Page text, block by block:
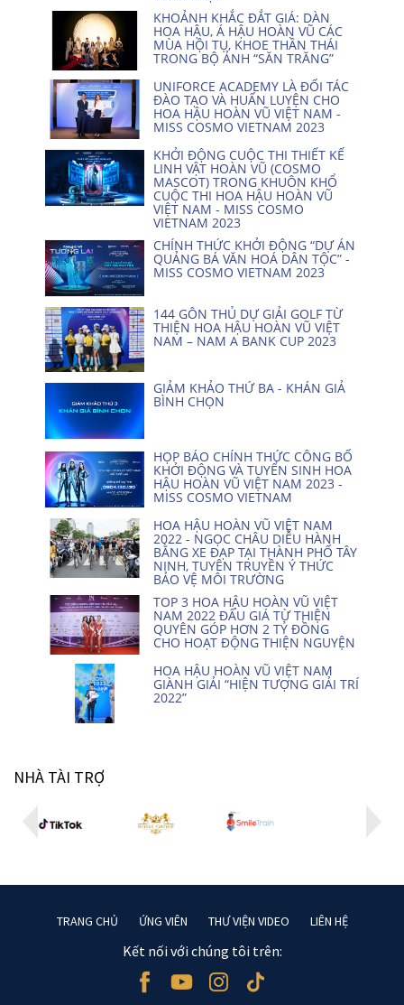
KHOẢNH KHẮC ĐẮT GIÁ: DÀN
HOA HẬU, Á HẬU HOÀN VŨ CÁC
MÙA HỘI TỤ, KHOE THẦN THÁI
TRONG BỘ ẢNH “SĂN TRĂNG”
UNIFORCE ACADEMY LÀ ĐỐI TÁC
ĐÀO TẠO VÀ HUẤN LUYỆN CHO
HOA HẬU HOÀN VŨ VIỆT NAM -
MISS COSMO VIETNAM 2023
KHỞI ĐỘNG CUỘC THI THIẾT KẾ
LINH VẬT HOÀN VŨ (COSMO
MASCOT) TRONG KHUÔN KHỔ
CUỘC THI HOA HẬU HOÀN VŨ
VIỆT NAM - MISS COSMO
VIETNAM 2023
CHÍNH THỨC KHỞI ĐỘNG “DỰ ÁN
QUẢNG BÁ VĂN HOÁ DÂN TỘC” -
MISS COSMO VIETNAM 2023
144 GÔN THỦ DỰ GIẢI GOLF TỪ
THIỆN HOA HẬU HOÀN VŨ VIỆT
NAM – NAM A BANK CUP 2023
GIẢM KHẢO THỨ BA - KHÁN GIẢ
BÌNH CHỌN
HỌP BÁO CHÍNH THỨC CÔNG BỐ
KHỞI ĐỘNG VÀ TUYỂN SINH HOA
HẬU HOÀN VŨ VIỆT NAM 2023 -
MISS COSMO VIETNAM
HOA HẬU HOÀN VŨ VIỆT NAM
2022 - NGỌC CHÂU DIỄU HÀNH
BẰNG XE ĐẠP TẠI THÀNH PHỐ TÂY
NINH, TUYÊN TRUYỀN Ý THỨC
BẢO VỆ MÔI TRƯỜNG
TOP 3 HOA HẬU HOÀN VŨ VIỆT
NAM 2022 ĐẤU GIÁ TỪ THIỆN
QUYÊN GÓP HƠN 2 TỶ ĐỒNG
CHO HOẠT ĐỘNG THIỆN NGUYỆN
HOA HẬU HOÀN VŨ VIỆT NAM
GIÀNH GIẢI “HIỆN TƯỢNG GIẢI TRÍ
2022”
NHÀ TÀI TRỢ
TRANG CHỦ ỨNG VIÊN THƯ VIỆN VIDEO LIÊN HỆ
Kết nối với chúng tôi trên: